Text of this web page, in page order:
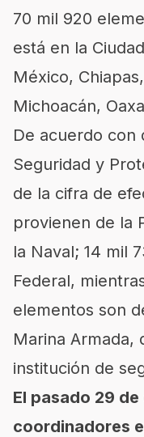
70 mil 920
está en la
México,
Michoacán,
De acuerdo con
Seguridad y
de la cifra de
provienen de la
la Naval; 14 mil
Federal,
elementos son
Marina Armada,
institución de
El pasado 29
coordinadores